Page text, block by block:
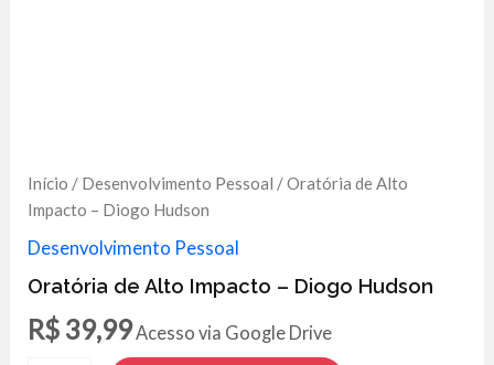
Início / Desenvolvimento Pessoal / Oratória de Alto
Impacto – Diogo Hudson
Desenvolvimento Pessoal
Oratória de Alto Impacto – Diogo Hudson
R$ 39,99Acesso via Google Drive